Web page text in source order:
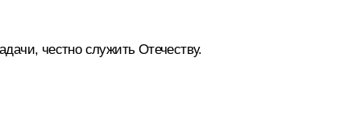
честно служить Отечеству.